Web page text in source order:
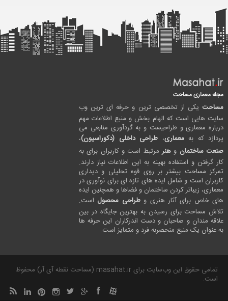
مجله معماری مساحت
مساحت یکی از تخصصی ترین و حرفه ای ترین وب
سایت هایی است که الهام بخش و منبع اطلاعات مهم
درباره معماری و طراحیست و به گردآوری منابعی می
پردازد که بهمعماری، طراحی داخلی (دکوراسیون)،
صنعت ساختمان و هنرمرتبط است و کاربران برای به
کار گرفتن و استفاده بهینه به این اطلاعات نیاز دارند.
تمرکز مساحت بیشتر بر روی قوه تحلیلی و دیداری
کاربران است و شامل ایده های تازه ای برای نوآوری در
معماری، زیباتر کردن ساختمان و فضاها و همچنین ایده
های خاص برای آثار هنری وطراحی محصول است.
تلاش مساحت برای رسیدن به بهترین جایگاه در بین
علاقه مندان و صاحبان و دست اندرکاران این حرفه ها
به عنوان یک منبع منحصربه فرد و متمایز است.
تمامی حقوق این وب‌سایت برای masahat.ir (مساحت نقطه آی آر) محفوظ
است.